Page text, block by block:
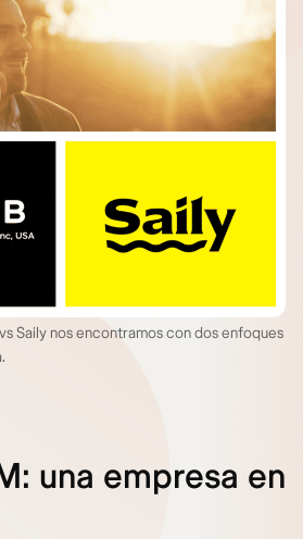
Saily nos encontramos con dos enfoques
una empresa en